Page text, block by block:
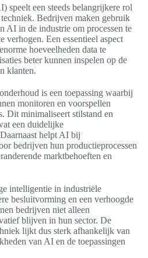
speelt een steeds belangrijkere rol
Bedrijven maken gebruik
AI in de industrie om processen te
verhogen. Een essentieel aspect
hoeveelheden data te
beter kunnen inspelen op de
klanten.
is een toepassing waarbij
monitoren en voorspellen
Dit minimaliseert stilstand en
een duidelijke
helpt AI bij
bedrijven hun productieprocessen
marktbehoeften en
intelligentie in industriële
besluitvorming en een verhoogde
bedrijven niet alleen
blijven in hun sector. De
lijkt dus sterk afhankelijk van
van AI en de toepassingen